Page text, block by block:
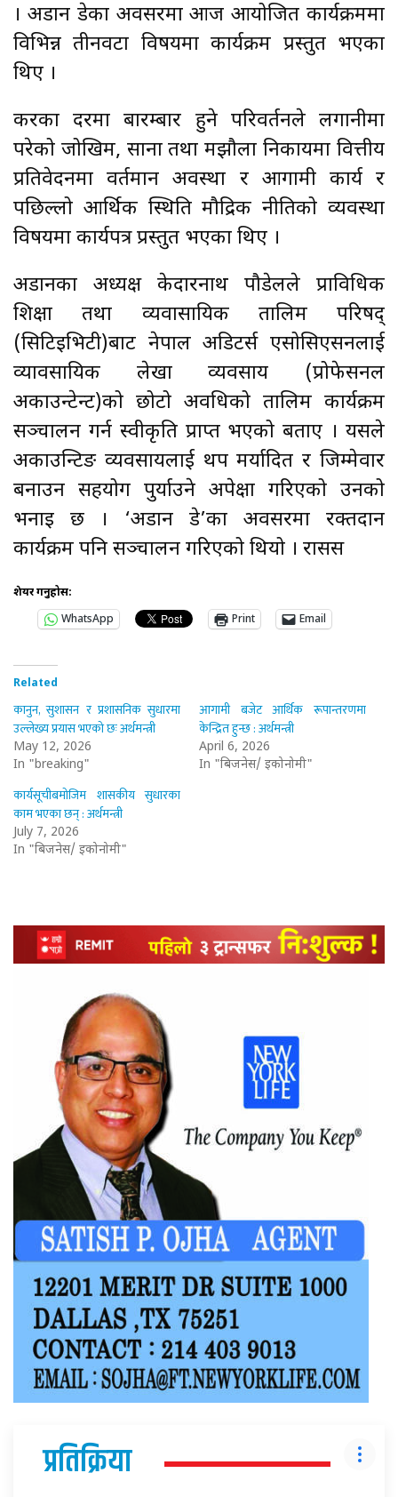
। अडान डेका अवसरमा आज आयोजित कार्यक्रममा
विभिन्न तीनवटा विषयमा कार्यक्रम प्रस्तुत भएका
थिए ।
करका दरमा बारम्बार हुने परिवर्तनले लगानीमा
परेको जोखिम, साना तथा मझौला निकायमा वित्तीय
प्रतिवेदनमा वर्तमान अवस्था र आगामी कार्य र
पछिल्लो आर्थिक स्थिति मौद्रिक नीतिको व्यवस्था
विषयमा कार्यपत्र प्रस्तुत भएका थिए ।
अडानका अध्यक्ष केदारनाथ पौडेलले प्राविधिक
शिक्षा तथा व्यवासायिक तालिम परिषद्
(सिटिइभिटी)बाट नेपाल अडिटर्स एसोसिएसनलाई
व्यावसायिक लेखा व्यवसाय (प्रोफेसनल
अकाउन्टेन्ट)को छोटो अवधिको तालिम कार्यक्रम
सञ्चालन गर्न स्वीकृति प्राप्त भएको बताए । यसले
अकाउन्टिङ व्यवसायलाई थप मर्यादित र जिम्मेवार
बनाउन सहयोग पुर्याउने अपेक्षा गरिएको उनको
भनाइ छ । ‘अडान डे’का अवसरमा रक्तदान
कार्यक्रम पनि सञ्चालन गरिएको थियो । रासस
शेयर गर्नुहोस:
WhatsApp
Print Email
Related
कानुन, सुशासन र प्रशासनिक सुधारमा
उल्लेख्य प्रयास भएको छः अर्थमन्त्री
May 12, 2026
In "breaking"
आगामी बजेट आर्थिक रूपान्तरणमा
केन्द्रित हुन्छ : अर्थमन्त्री
April 6, 2026
In "बिजनेस/ इकोनोमी"
कार्यसूचीबमोजिम शासकीय सुधारका
काम भएका छन् : अर्थमन्त्री
July 7, 2026
In "बिजनेस/ इकोनोमी"
प्रतिक्रिया